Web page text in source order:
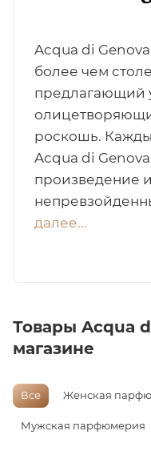
Арабская
Acqua di
более чем
предлагающий
роскошь.
Acqua di
произведение
далее...
Товары Acqua
магазине
Все Женская
Мужская парфюмерия